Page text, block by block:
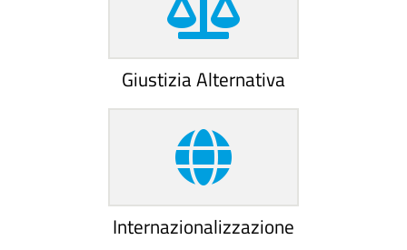
Giustizia Alternativa
Internazionalizzazione